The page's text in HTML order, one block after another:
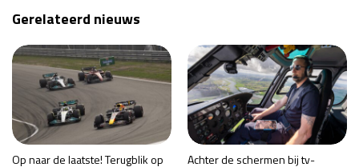
Gerelateerd nieuws
Op naar de laatste! Terugblik op
Achter de schermen bij tv-